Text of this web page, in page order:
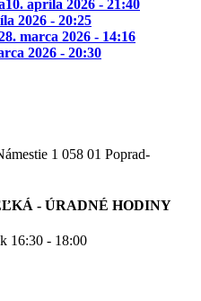
10. apríla 2026 - 21:40
2026 - 20:25
marca 2026 - 14:16
2026 - 20:30
1 058 01 Poprad-
- ÚRADNÉ HODINY
16:30 - 18:00